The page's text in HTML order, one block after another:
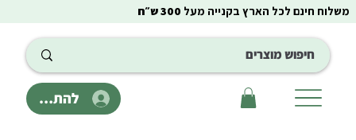
להתחבר
משלוח חינם לכל הארץ בקנייה מעל 300 ש״ח